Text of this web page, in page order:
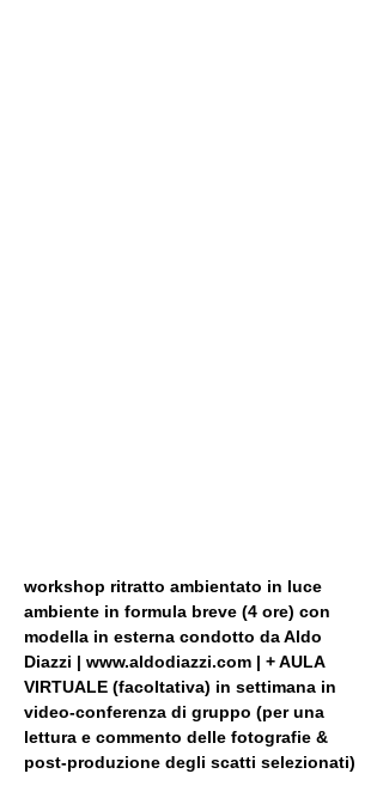
workshop ritratto ambientato in luce
ambiente in formula breve (4 ore) con
modella in esterna condotto da Aldo
Diazzi | www.aldodiazzi.com | + AULA
VIRTUALE (facoltativa) in settimana in
video-conferenza di gruppo (per una
lettura e commento delle fotografie &
post-produzione degli scatti selezionati)